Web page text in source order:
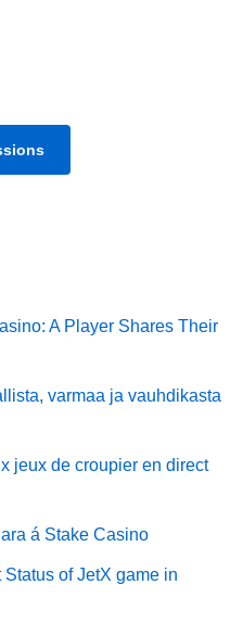
A Player Shares Their
varmaa ja vauhdikasta
jeux de croupier en direct
á Stake Casino
of JetX game in